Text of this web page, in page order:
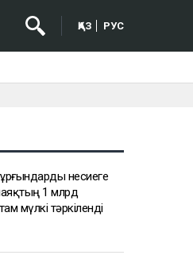
ҚАЗ РУС
несиеге
1 млрд
мүлкі тәркіленді